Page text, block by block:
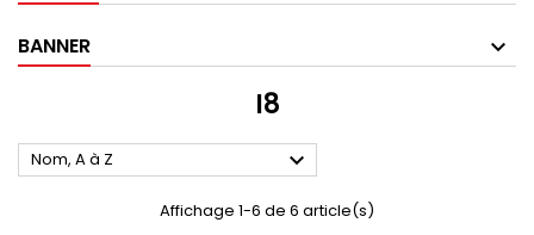
BANNER
I8
Nom, A à Z 
Affichage 1-6 de 6 article(s)